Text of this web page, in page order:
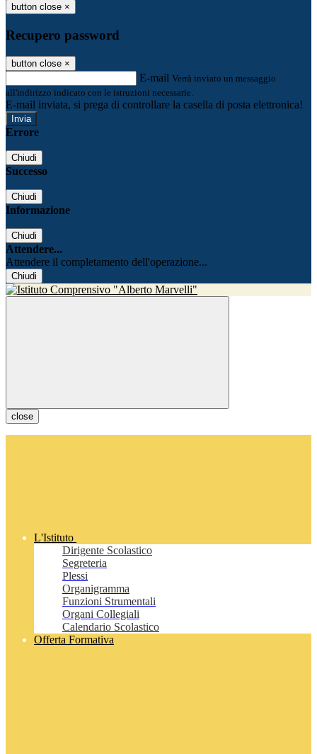
button close ×
Recupero password
button close ×
E-mail Verrà inviato un messaggio
all'indirizzo indicato con le istruzioni necessarie.
E-mail inviata, si prega di controllare la casella di posta elettronica!
Errore
Chiudi
Successo
Chiudi
Informazione
Chiudi
Attendere...
Attendere il completamento dell'operazione...
Chiudi
close
L'Istituto
Dirigente Scolastico
Segreteria
Plessi
Organigramma
Funzioni Strumentali
Organi Collegiali
Calendario Scolastico
Offerta Formativa